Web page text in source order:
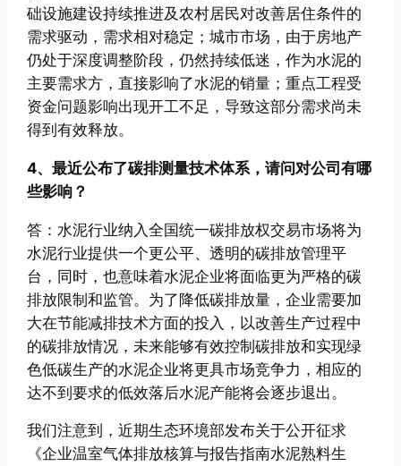
础设施建设持续推进及农村居民对改善居住条件的
需求驱动，需求相对稳定；城市市场，由于房地产
仍处于深度调整阶段，仍然持续低迷，作为水泥的
主要需求方，直接影响了水泥的销量；重点工程受
资金问题影响出现开工不足，导致这部分需求尚未
得到有效释放。
4、最近公布了碳排测量技术体系，请问对公司有哪
些影响？
答：水泥行业纳入全国统一碳排放权交易市场将为
水泥行业提供一个更公平、透明的碳排放管理平
台，同时，也意味着水泥企业将面临更为严格的碳
排放限制和监管。为了降低碳排放量，企业需要加
大在节能减排技术方面的投入，以改善生产过程中
的碳排放情况，未来能够有效控制碳排放和实现绿
色低碳生产的水泥企业将更具市场竞争力，相应的
达不到要求的低效落后水泥产能将会逐步退出。
我们注意到，近期生态环境部发布关于公开征求
《企业温室气体排放核算与报告指南水泥熟料生